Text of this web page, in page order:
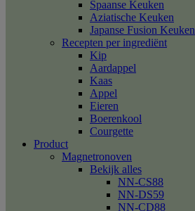
Spaanse Keuken
Aziatische Keuken
Japanse Fusion Keuken
Recepten per ingrediënt
Kip
Aardappel
Kaas
Appel
Eieren
Boerenkool
Courgette
Product
Magnetronoven
Bekijk alles
NN-CS88
NN-DS59
NN-CD88